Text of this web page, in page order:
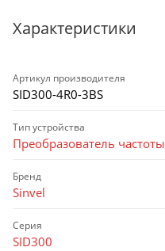
Характеристики
Артикул производителя
SID300-4R0-3BS
Тип устройства
Преобразователь частоты
Бренд
Sinvel
Серия
SID300